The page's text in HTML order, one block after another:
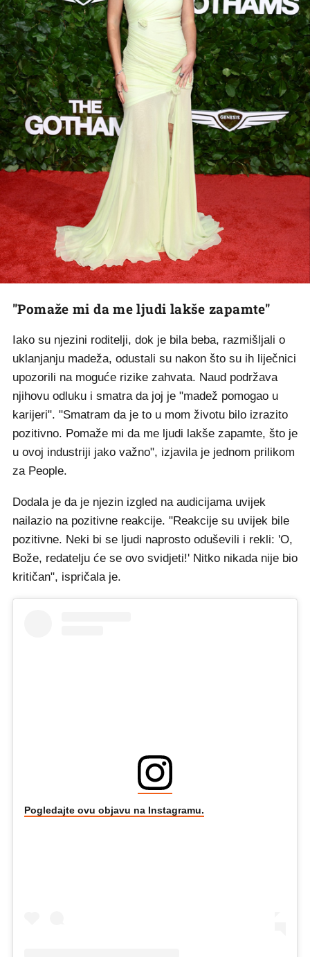
"Pomaže mi da me ljudi lakše zapamte"
Iako su njezini roditelji, dok je bila beba, razmišljali o
uklanjanju madeža, odustali su nakon što su ih liječnici
upozorili na moguće rizike zahvata. Naud podržava
njihovu odluku i smatra da joj je "madež pomogao u
karijeri". "Smatram da je to u mom životu bilo izrazito
pozitivno. Pomaže mi da me ljudi lakše zapamte, što je
u ovoj industriji jako važno", izjavila je jednom prilikom
za People.
Dodala je da je njezin izgled na audicijama uvijek
nailazio na pozitivne reakcije. "Reakcije su uvijek bile
pozitivne. Neki bi se ljudi naprosto oduševili i rekli: 'O,
Bože, redatelju će se ovo svidjeti!' Nitko nikada nije bio
kritičan", ispričala je.
Pogledajte ovu objavu na Instagramu.